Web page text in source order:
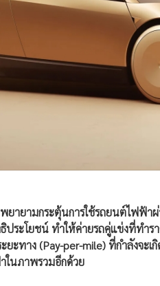
ยายามกระตุ้นการใช้รถยนต์ไฟฟ้
ประโยชน์ ทำให้ค่ายรถคู่แข่งที่ทำร
ะทาง (Pay-per-mile) ที่กำลังจะ
ในภาพรวมอีกด้วย